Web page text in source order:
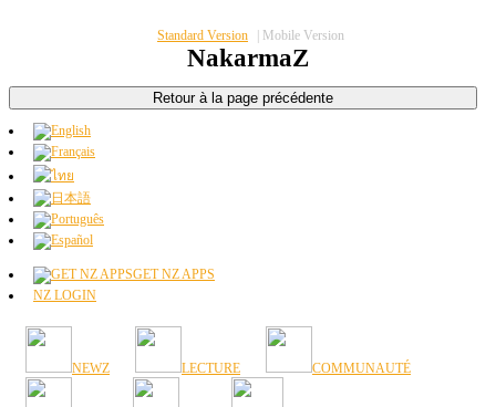
Standard Version Mobile Version
NakarmaZ
GET NZ APPS
NZ LOGIN
NEWZ LECTURE COMMUNAUTÉ